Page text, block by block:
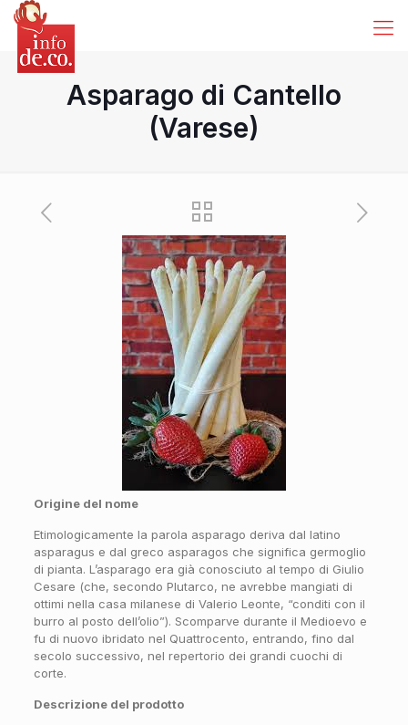
Asparago di Cantello
(Varese)
Origine del nome
Etimologicamente la parola asparago deriva dal latino
asparagus e dal greco asparagos che significa germoglio
di pianta. L’asparago era già conosciuto al tempo di Giulio
Cesare (che, secondo Plutarco, ne avrebbe mangiati di
ottimi nella casa milanese di Valerio Leonte, “conditi con il
burro al posto dell’olio”). Scomparve durante il Medioevo e
fu di nuovo ibridato nel Quattrocento, entrando, fino dal
secolo successivo, nel repertorio dei grandi cuochi di
corte.
Descrizione del prodotto